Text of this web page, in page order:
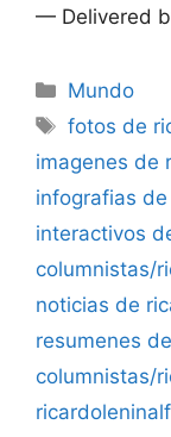
— Delivered
Categorías
Mundo
Etiquetas
fotos de
imagenes de
infografias
interactivos
columnistas/
noticias de
resumenes de
columnistas/